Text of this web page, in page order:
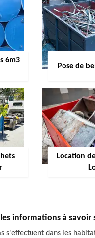
6m3
Pose de
Location
informations à savoir
s'effectuent dans les